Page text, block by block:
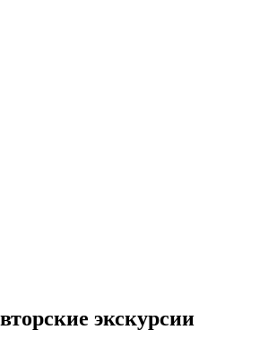
экскурсии